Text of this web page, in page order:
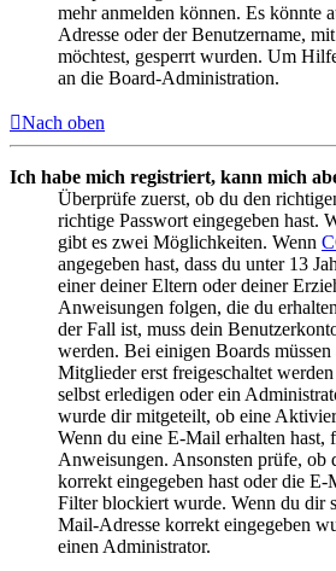
mehr anmelden können. Es könnte
Adresse oder der Benutzername,
möchtest, gesperrt wurden. Um
an die Board-Administration.
Nach oben
Ich habe mich registriert, kann mich
Überprüfe zuerst, ob du den
richtige Passwort eingegeben hast.
gibt es zwei Möglichkeiten. Wenn
angegeben hast, dass du unter 13
einer deiner Eltern oder deiner
Anweisungen folgen, die du
der Fall ist, muss dein
werden. Bei einigen Boards müssen
Mitglieder erst freigeschaltet
selbst erledigen oder ein
wurde dir mitgeteilt, ob eine
Wenn du eine E-Mail erhalten hast,
Anweisungen. Ansonsten prüfe, ob
korrekt eingegeben hast oder die
Filter blockiert wurde. Wenn du dir
Mail-Adresse korrekt eingegeben
einen Administrator.